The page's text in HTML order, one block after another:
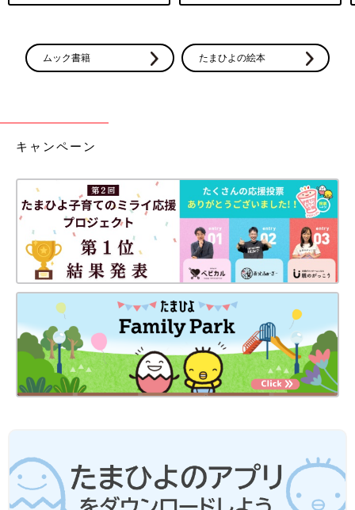
ムック書籍 たまひよの絵本
キャンペーン